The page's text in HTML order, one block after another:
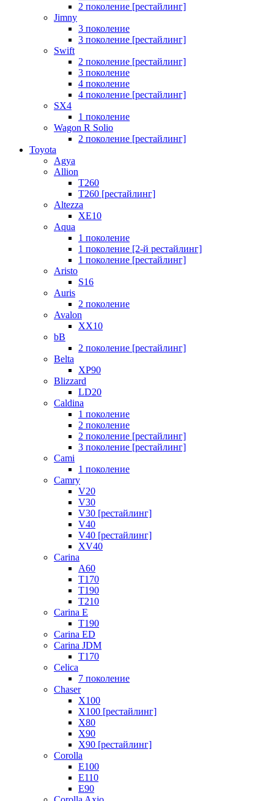
2 поколение [рестайлинг]
Jimny
3 поколение
3 поколение [рестайлинг]
Swift
2 поколение [рестайлинг]
3 поколение
4 поколение
4 поколение [рестайлинг]
SX4
1 поколение
Wagon R Solio
2 поколение [рестайлинг]
Toyota
Agya
Allion
T260
T260 [рестайлинг]
Altezza
XE10
Aqua
1 поколение
1 поколение [2-й рестайлинг]
1 поколение [рестайлинг]
Aristo
S16
Auris
2 поколение
Avalon
XX10
bB
2 поколение [рестайлинг]
Belta
XP90
Blizzard
LD20
Caldina
1 поколение
2 поколение
2 поколение [рестайлинг]
3 поколение [рестайлинг]
Cami
1 поколение
Camry
V20
V30
V30 [рестайлинг]
V40
V40 [рестайлинг]
XV40
Carina
A60
T170
T190
T210
Carina E
T190
Carina ED
Carina JDM
T170
Celica
7 поколение
Chaser
X100
X100 [рестайлинг]
X80
X90
X90 [рестайлинг]
Corolla
E100
E110
E90